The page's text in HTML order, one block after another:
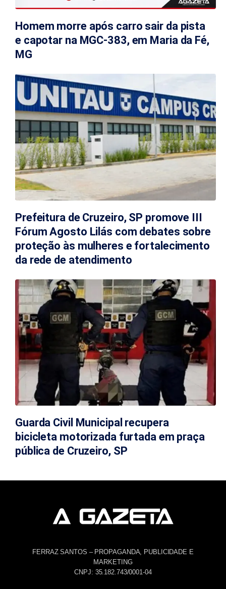
Homem morre após carro sair da pista
e capotar na MGC-383, em Maria da Fé,
MG
Prefeitura de Cruzeiro, SP promove III
Fórum Agosto Lilás com debates sobre
proteção às mulheres e fortalecimento
da rede de atendimento
Guarda Civil Municipal recupera
bicicleta motorizada furtada em praça
pública de Cruzeiro, SP
FERRAZ SANTOS – PROPAGANDA, PUBLICIDADE E
MARKETING
CNPJ: 35.182.743/0001-04